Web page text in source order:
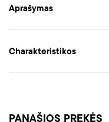
Aprašymas
Charakteristikos
PANAŠIOS PREKĖS